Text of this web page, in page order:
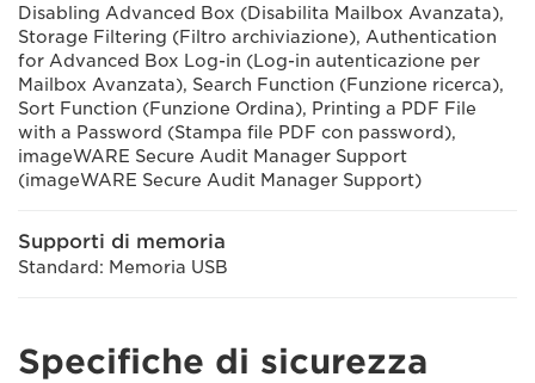
Disabling Advanced Box (Disabilita Mailbox Avanzata),
Storage Filtering (Filtro archiviazione), Authentication
for Advanced Box Log-in (Log-in autenticazione per
Mailbox Avanzata), Search Function (Funzione ricerca),
Sort Function (Funzione Ordina), Printing a PDF File
with a Password (Stampa file PDF con password),
imageWARE Secure Audit Manager Support
(imageWARE Secure Audit Manager Support)
Supporti di memoria
Standard: Memoria USB
Specifiche di sicurezza